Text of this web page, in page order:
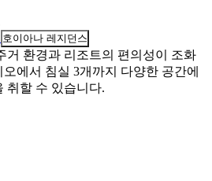
호이아나 레지던스
거 환경과 리조트의 편의성이 조화
에서 침실 3개까지 다양한 공간에
취할 수 있습니다.